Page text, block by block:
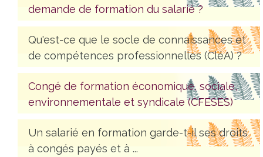
demande de formation du salarié ?
Qu'est-ce que le socle de connaissances et
de compétences professionnelles (CléA) ?
Congé de formation économique, sociale,
environnementale et syndicale (CFESES)
Un salarié en formation garde-t-il ses droits
à congés payés et à ...